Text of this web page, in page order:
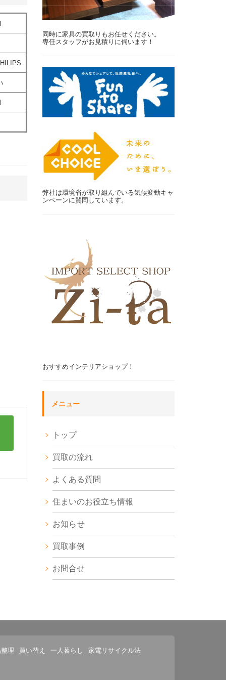
同時に家具の買取りもお任せください。
専任スタッフがお見積りに伺います！
弊社は環境省が取り組んでいる気候変動キャ
ンペーンに賛同しています。
おすすめインテリアショップ！
メニュー
トップ
買取の流れ
よくある質問
住まいのお役立ち情報
お知らせ
買取事例
お問合せ
理 買い替え 一人暮らし 家電リサイクル法